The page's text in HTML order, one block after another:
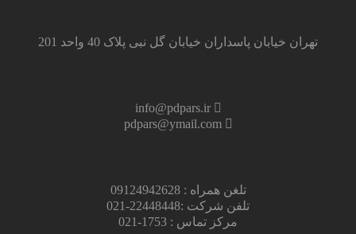
تهران خیابان پاسداران خیابان گل نبی پلاک 40 واحد 201
info@pdpars.ir
pdpars@ymail.com
تلغن همراه : 09124942628
تلفن شرکت :22448448-021
مرکز تماس : 1753-021